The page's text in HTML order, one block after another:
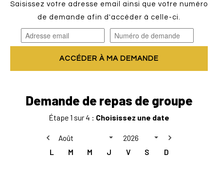
Saisissez votre adresse email ainsi que votre numéro
de demande afin d'accéder à celle-ci.
ACCÉDER À MA DEMANDE